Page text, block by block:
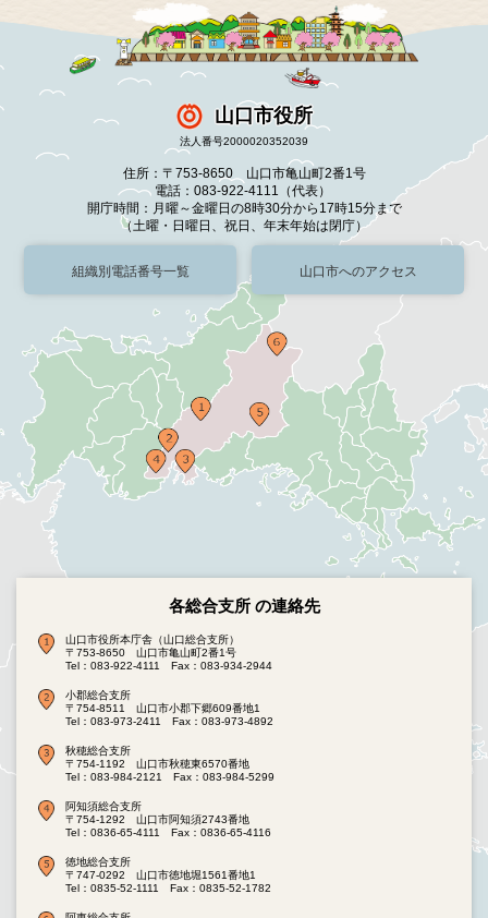
山口市役所
法人番号2000020352039
住所：〒753-8650 山口市亀山町2番1号
電話：083-922-4111（代表）
開庁時間：月曜～金曜日の8時30分から17時15分まで
（土曜・日曜日、祝日、年末年始は閉庁）
組織別電話番号一覧 山口市へのアクセス
各総合支所 の連絡先
山口市役所本庁舎（山口総合支所）
〒753-8650 山口市亀山町2番1号
Tel：083-922-4111
Fax：083-934-2944
小郡総合支所
〒754-8511 山口市小郡下郷609番地1
Tel：083-973-2411
Fax：083-973-4892
秋穂総合支所
〒754-1192 山口市秋穂東6570番地
Tel：083-984-2121
Fax：083-984-5299
阿知須総合支所
〒754-1292 山口市阿知須2743番地
Tel：0836-65-4111
Fax：0836-65-4116
徳地総合支所
〒747-0292 山口市徳地堀1561番地1
Tel：0835-52-1111
Fax：0835-52-1782